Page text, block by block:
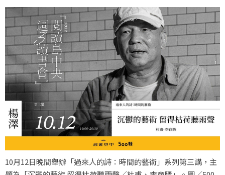
10月12日晚間舉辦「過來人的詩：時間的藝術」系列第三講，主